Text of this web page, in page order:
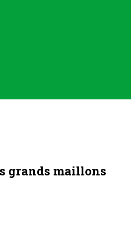
grands maillons